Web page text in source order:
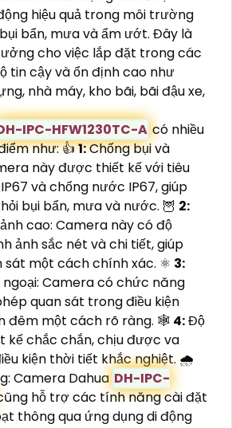
hiệu quả trong môi trường
bẩn, mưa và ẩm ướt. Đây là
cho việc lắp đặt trong các
tin cậy và ổn định cao như
nhà máy, kho bãi, bãi đậu xe,
IPC-HFW1230TC-A có nhiều
như: 👍1:Chống bụi và
này được thiết kế với tiêu
và chống nước IP67, giúp
bụi bẩn, mưa và nước. 🦉 2:
cao: Camera này có độ
ảnh sắc nét và chi tiết, giúp
sát một cách chính xác. ⚛️ 3:
Camera có chức năng
quan sát trong điều kiện
đêm một cách rõ ràng. 🕸️ 4:Độ
kế chắc chắn, chịu được va
kiện thời tiết khắc nghiệt. 🌧️
Camera Dahua DH-IPC-
hỗ trợ các tính năng cài đặt
thông qua ứng dụng di động